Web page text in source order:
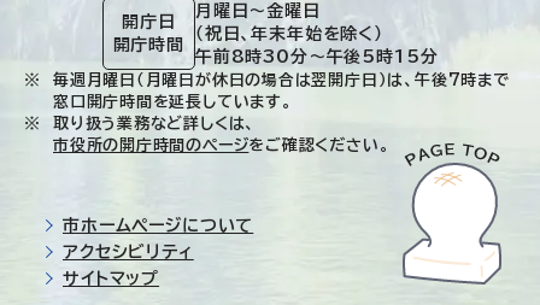
開庁日
開庁時間
月曜日～金曜日
（祝日、年末年始を除く）
午前8時30分～午後5時15分
毎週月曜日（月曜日が休日の場合は翌開庁日）は、午後7時まで
窓口開庁時間を延長しています。
取り扱う業務など詳しくは、
市役所の開庁時間のページをご確認ください。
市ホームページについて
アクセシビリティ
サイトマップ